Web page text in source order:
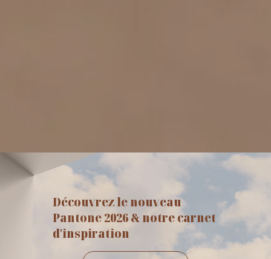
Découvrez le nouveau
Pantone 2026 & notre carnet
d'inspiration